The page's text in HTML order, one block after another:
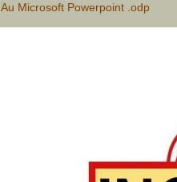
Au Microsoft Powerpoint .odp